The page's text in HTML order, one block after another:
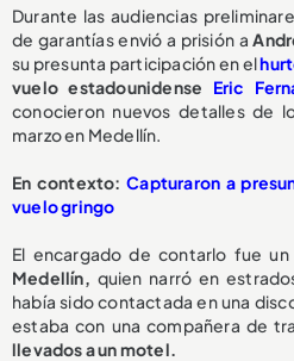
Durante las audiencias
de garantías envió a prisión a
su presunta participación en el
vuelo estadounidense Eric
conocieron nuevos detalles de
marzo en Medellín.
En contexto: Capturaron a
vuelo gringo
El encargado de contarlo fue
Medellín,
quien narró en
había sido contactada en una
estaba con una compañera de
llevados a un motel.